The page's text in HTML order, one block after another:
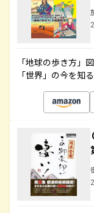
「地球の歩き方」
「世界」の今を知